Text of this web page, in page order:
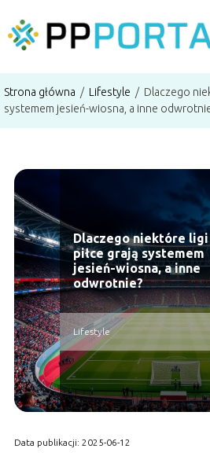
Strona główna / Lifestyle / Dlaczego
systemem jesień-wiosna, a inne
Dlaczego niektóre ligi
piłce grają systemem
jesień-wiosna, a inne
odwrotnie?
Lifestyle
Data publikacji: 2025-06-12